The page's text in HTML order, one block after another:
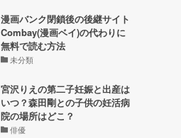
漫画バンク閉鎖後の後継サイト
Combay(漫画ベイ)の代わりに
無料で読む方法
未分類
宮沢りえの第二子妊娠と出産は
いつ？森田剛との子供の妊活病
院の場所はどこ？
俳優